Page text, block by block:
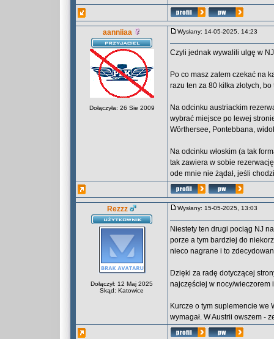
aanniiaa
Dołączyła: 26 Sie 2009
Wysłany: 14-05-2025, 14:23
Czyli jednak wywalili ulgę w
Po co masz zatem czekać na
razu ten za 80 kilka złotych,
Na odcinku austriackim
wybrać miejsce po lewej
Wörthersee, Pontebbana,
Na odcinku włoskim (a tak
tak zawiera w sobie
ode mnie nie żądał, jeśli
Rezzz
Dołączył: 12 Maj 2025
Skąd: Katowice
Wysłany: 15-05-2025, 13:03
Niestety ten drugi pociąg NJ
porze a tym bardziej do
nieco nagrane i to
Dzięki za radę dotyczącej
najczęściej w nocy/wieczorem
Kurcze o tym suplemencie we
wymagał. W Austrii owszem -